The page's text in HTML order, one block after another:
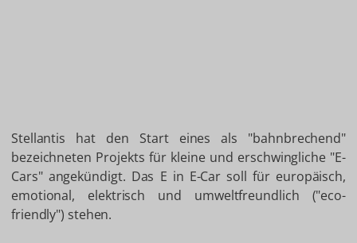
Stellantis hat den Start eines als "bahnbrechend"
bezeichneten Projekts für kleine und erschwingliche "E-
Cars" angekündigt. Das E in E-Car soll für europäisch,
emotional, elektrisch und umweltfreundlich ("eco-
friendly") stehen.